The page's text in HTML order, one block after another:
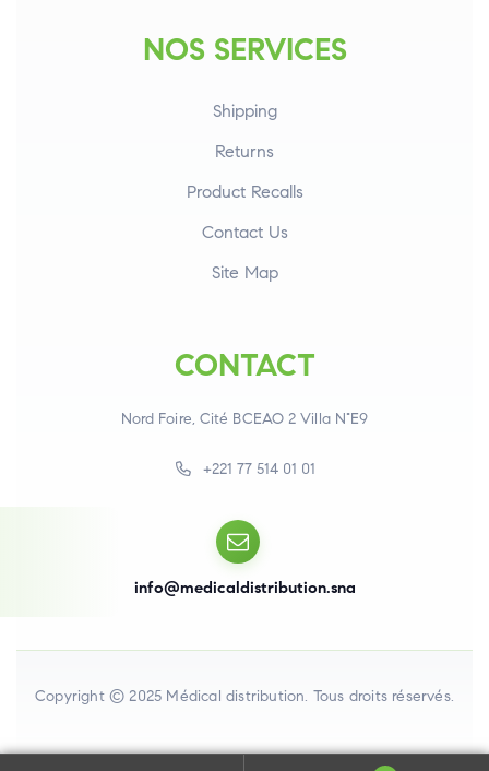
NOS SERVICES
Shipping
Returns
Product Recalls
Contact Us
Site Map
CONTACT
Nord Foire, Cité BCEAO 2 Villa N°E9
+221 77 514 01 01
info@medicaldistribution.sna
Copyright © 2025 Médical distribution. Tous droits réservés.